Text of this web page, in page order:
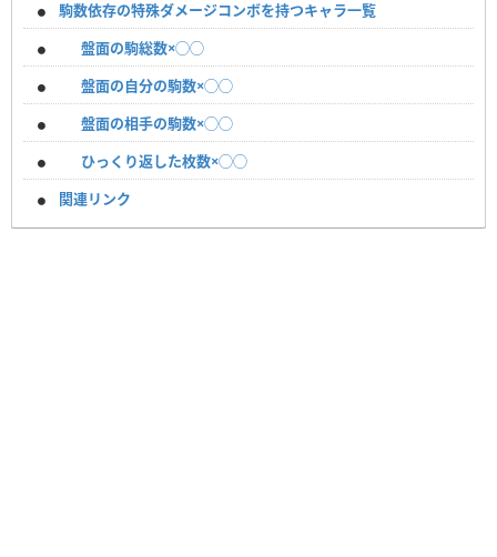
駒数依存の特殊ダメージコンボを持つキャラ一覧
盤面の駒総数×◯◯
盤面の自分の駒数×◯◯
盤面の相手の駒数×◯◯
ひっくり返した枚数×◯◯
関連リンク